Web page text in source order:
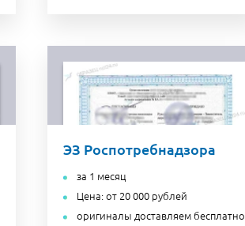
ЭЗ Роспотребнадзора
за 1 месяц
Цена: от 20 000 рублей
оригиналы доставляем бесплатно